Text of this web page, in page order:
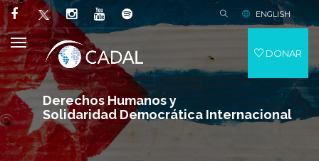
Derechos Humanos y
Solidaridad Democrática Internacional
ENGLISH
DONAR